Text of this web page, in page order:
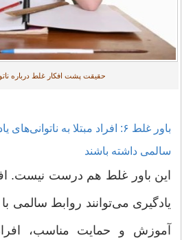
حقیقت پشت افکار غلط درباره
باور غلط ۶: افراد مبتلا به
سالمی داشته باشند
این باور غلط هم درست نیست.
یادگیری می‌توانند روابط سالمی
آموزش و حمایت مناسب، افراد